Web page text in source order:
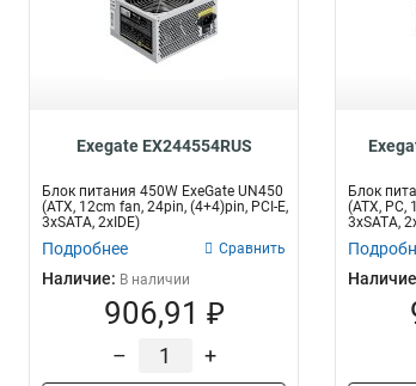
Exegate EX244554RUS
Блок питания 450W ExeGate UN450
(ATX, 12cm fan, 24pin, (4+4)pin, PCI-E,
3xSATA, 2xIDE)
Подробнее Сравнить
Наличие: В наличии
906,91 ₽
– +
Блок
(ATX, PC,
3xSATA,